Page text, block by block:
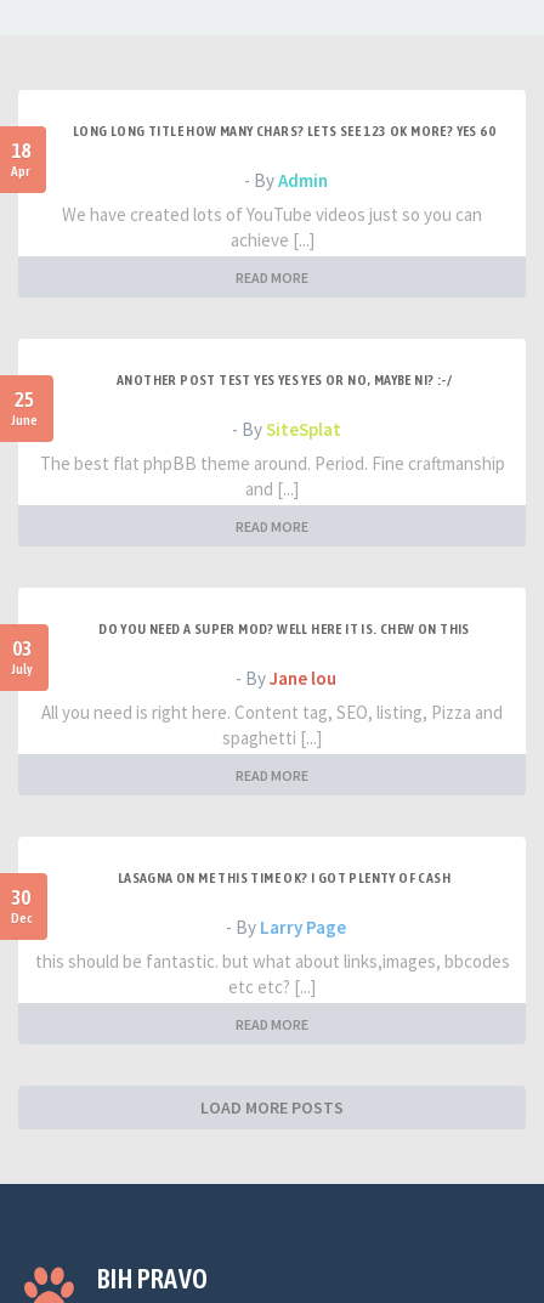
18
Apr
LONG LONG TITLE HOW MANY CHARS? LETS SEE 123 OK MORE? YES 60
- ByAdmin
We have created lots of YouTube videos just so you can
achieve [...]
READ MORE
25
June
ANOTHER POST TEST YES YES YES OR NO, MAYBE NI? :-/
- BySiteSplat
The best flat phpBB theme around. Period. Fine craftmanship
and [...]
READ MORE
03
July
DO YOU NEED A SUPER MOD? WELL HERE IT IS. CHEW ON THIS
- ByJane lou
All you need is right here. Content tag, SEO, listing, Pizza and
spaghetti [...]
READ MORE
30
Dec
LASAGNA ON ME THIS TIME OK? I GOT PLENTY OF CASH
- By Larry Page
this should be fantastic. but what about links,images, bbcodes
etc etc? [...]
READ MORE
LOAD MORE POSTS
BIH PRAVO